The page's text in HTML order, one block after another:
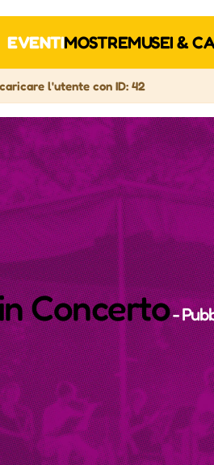
EVENTIMOSTREMUSEI &
l'utente con ID: 42
Concerto-